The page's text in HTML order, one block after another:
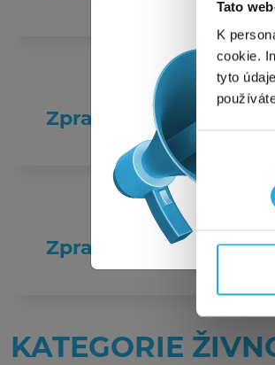
Tato
K
cookie.
tyto
Zpracování
Zpracování kamene
KATEGORIE